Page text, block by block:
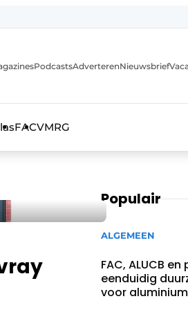
PodcastsAdverterenNieuwsbrief
FACVMRG
Populair
ALGEMEEN
FAC, ALUCB
eenduidig
voor aluminium